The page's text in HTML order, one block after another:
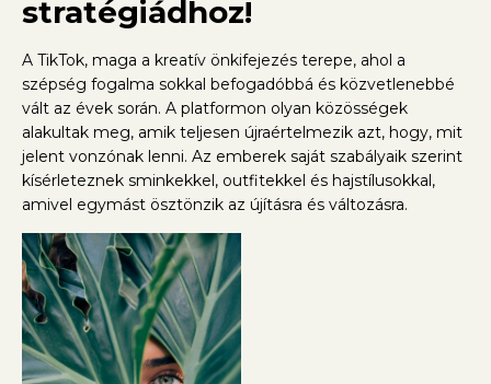
stratégiádhoz!
A TikTok, maga a kreatív önkifejezés terepe, ahol a
szépség fogalma sokkal befogadóbbá és közvetlenebbé
vált az évek során. A platformon olyan közösségek
alakultak meg, amik teljesen újraértelmezik azt, hogy, mit
jelent vonzónak lenni. Az emberek saját szabályaik szerint
kísérleteznek sminkekkel, outfitekkel és hajstílusokkal,
amivel egymást ösztönzik az újításra és változásra.